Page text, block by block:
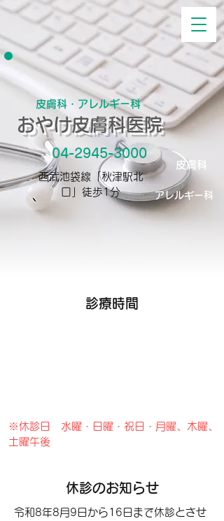
皮膚科
アレルギー科
皮膚科・アレルギー科
おやけ皮膚科医院
04-2945-3000
​西武池袋線「秋津駅北
口」徒歩1分
​診療時間
※休診日 水曜・日曜・祝日・月曜、木曜、
土曜午後
​休診のお知らせ
令和8年8月9日から16日まで休診とさせ